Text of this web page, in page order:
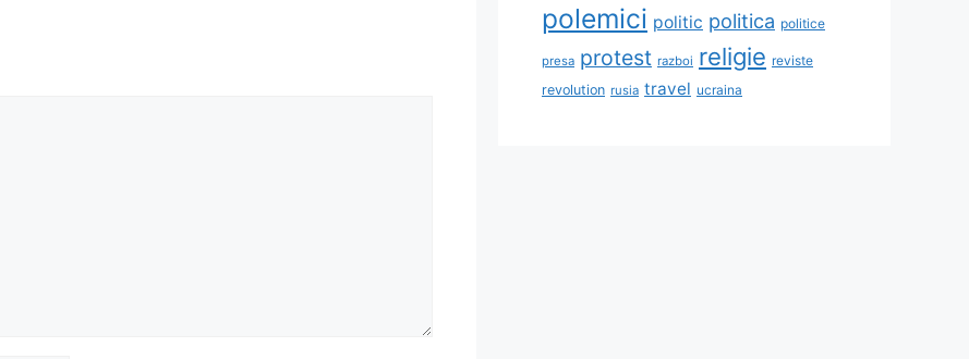
polemici politic politica politice
presa protest razboi religie reviste
revolution rusia travel ucraina